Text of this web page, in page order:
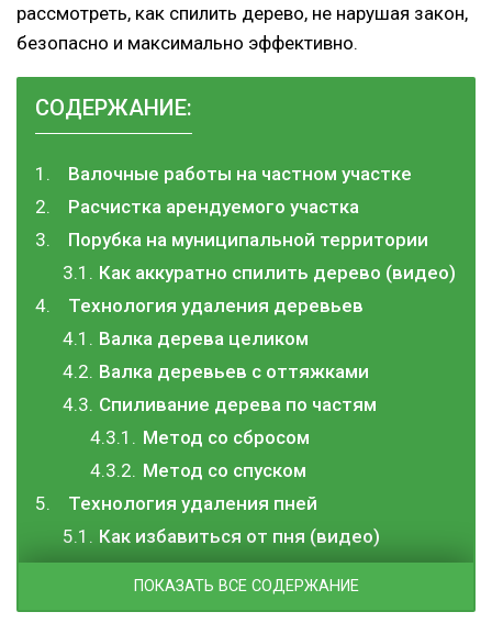
рассмотреть, как спилить дерево, не нарушая закон,
безопасно и максимально эффективно.
СОДЕРЖАНИЕ:
Валочные работы на частном участке
Расчистка арендуемого участка
Порубка на муниципальной территории
Как аккуратно спилить дерево (видео)
Технология удаления деревьев
Валка дерева целиком
Валка деревьев с оттяжками
Спиливание дерева по частям
Метод со сбросом
Метод со спуском
Технология удаления пней
Как избавиться от пня (видео)
ПОКАЗАТЬ ВСЕ СОДЕРЖАНИЕ